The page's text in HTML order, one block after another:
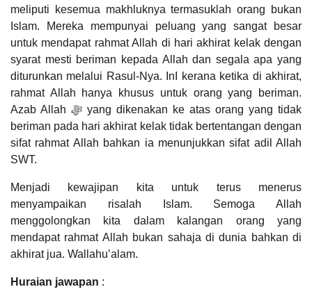
meliputi kesemua makhluknya termasuklah orang bukan
Islam. Mereka mempunyai peluang yang sangat besar
untuk mendapat rahmat Allah di hari akhirat kelak dengan
syarat mesti beriman kepada Allah dan segala apa yang
diturunkan melalui Rasul-Nya. InI kerana ketika di akhirat,
rahmat Allah hanya khusus untuk orang yang beriman.
Azab Allah ﷻ yang dikenakan ke atas orang yang tidak
beriman pada hari akhirat kelak tidak bertentangan dengan
sifat rahmat Allah bahkan ia menunjukkan sifat adil Allah
SWT.
Menjadi kewajipan kita untuk terus menerus
menyampaikan risalah Islam. Semoga Allah
menggolongkan kita dalam kalangan orang yang
mendapat rahmat Allah bukan sahaja di dunia bahkan di
akhirat jua. Wallahu’alam.
Huraian jawapan :